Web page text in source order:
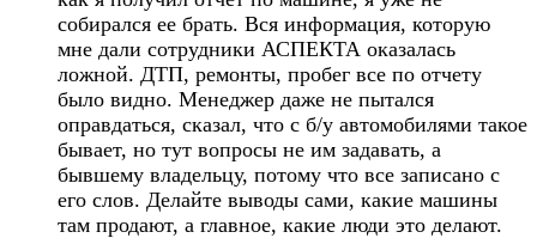
собирался ее брать. Вся информация, которую
мне дали сотрудники АСПЕКТА оказалась
ложной. ДТП, ремонты, пробег все по отчету
было видно. Менеджер даже не пытался
оправдаться, сказал, что с б/у автомобилями такое
бывает, но тут вопросы не им задавать, а
бывшему владельцу, потому что все записано с
его слов. Делайте выводы сами, какие машины
там продают, а главное, какие люди это делают.